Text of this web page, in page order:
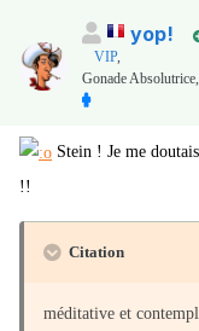
yop!
VIP,
Gonade Absolutrice,
Stein ! Je me
!!
Citation
méditative et